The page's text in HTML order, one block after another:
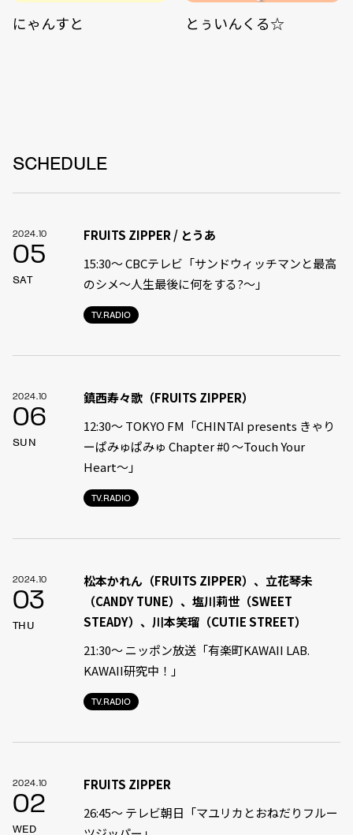
にゃんすと とぅいんくる☆
SCHEDULE
2024.10
05
SAT
TV.RADIO
FRUITS ZIPPER / とうあ
15:30〜 CBCテレビ「サンドウィッチマンと最高
のシメ～人生最後に何をする?～」
2024.10
06
SUN
TV.RADIO
鎮西寿々歌（FRUITS ZIPPER）
12:30〜 TOKYO FM「CHINTAI presents きゃり
ーぱみゅぱみゅ Chapter #0 〜Touch Your
Heart〜」
2024.10
03
THU
TV.RADIO
松本かれん（FRUITS ZIPPER）、立花琴未
（CANDY TUNE）、塩川莉世（SWEET
STEADY）、川本笑瑠（CUTIE STREET）
21:30〜 ニッポン放送「有楽町KAWAII LAB.
KAWAII研究中！」
2024.10
02
WED
FRUITS ZIPPER
26:45～ テレビ朝日「マユリカとおねだりフルー